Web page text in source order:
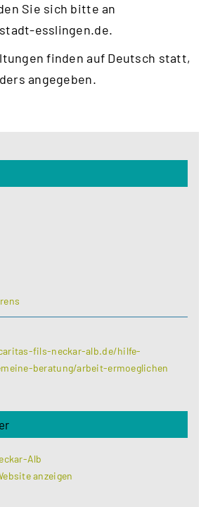
Sie sich bitte an
esslingen.de.
finden auf Deutsch statt,
angegeben.
fils-neckar-alb.de/hilfe-
beratung/arbeit-ermoeglichen
Alb
anzeigen